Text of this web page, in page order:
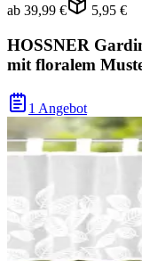
ab 39,99 € 5,95 €
HOSSNER
mit floralem
1 Angebot